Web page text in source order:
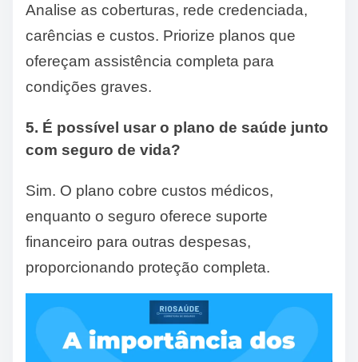
Analise as coberturas, rede credenciada,
carências e custos. Priorize planos que
ofereçam assistência completa para
condições graves.
5. É possível usar o plano de saúde junto
com seguro de vida?
Sim. O plano cobre custos médicos,
enquanto o seguro oferece suporte
financeiro para outras despesas,
proporcionando proteção completa.